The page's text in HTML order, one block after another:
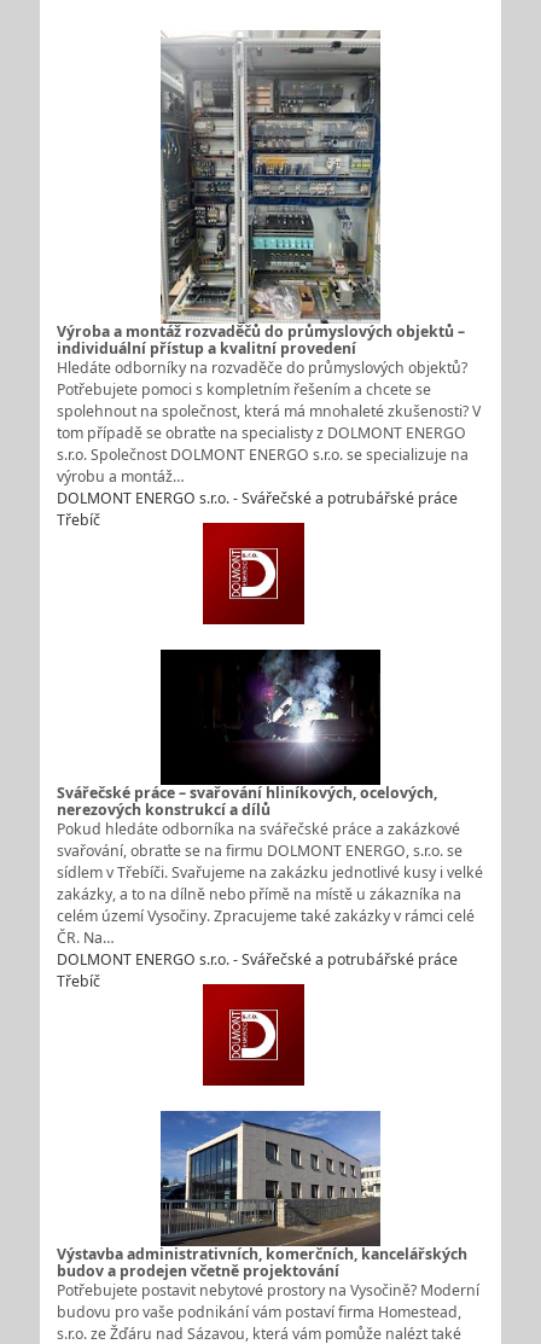
Výroba a montáž rozvaděčů do průmyslových objektů –
individuální přístup a kvalitní provedení
Hledáte odborníky na rozvaděče do průmyslových objektů?
Potřebujete pomoci s kompletním řešením a chcete se
spolehnout na společnost, která má mnohaleté zkušenosti? V
tom případě se obraťte na specialisty z DOLMONT ENERGO
s.r.o. Společnost DOLMONT ENERGO s.r.o. se specializuje na
výrobu a montáž…
DOLMONT ENERGO s.r.o. - Svářečské a potrubářské práce
Třebíč
Svářečské práce – svařování hliníkových, ocelových,
nerezových konstrukcí a dílů
Pokud hledáte odborníka na svářečské práce a zakázkové
svařování, obraťte se na firmu DOLMONT ENERGO, s.r.o. se
sídlem v Třebíči. Svařujeme na zakázku jednotlivé kusy i velké
zakázky, a to na dílně nebo přímě na místě u zákazníka na
celém území Vysočiny. Zpracujeme také zakázky v rámci celé
ČR. Na…
DOLMONT ENERGO s.r.o. - Svářečské a potrubářské práce
Třebíč
Výstavba administrativních, komerčních, kancelářských
budov a prodejen včetně projektování
Potřebujete postavit nebytové prostory na Vysočině? Moderní
budovu pro vaše podnikání vám postaví firma Homestead,
s.r.o. ze Žďáru nad Sázavou, která vám pomůže nalézt také